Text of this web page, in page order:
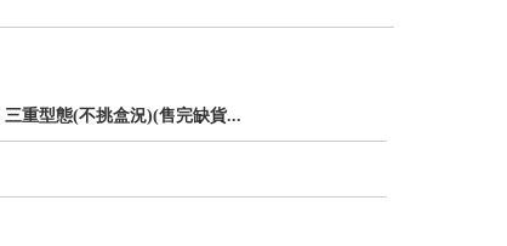
重型態(不挑盒況)(售完缺貨...